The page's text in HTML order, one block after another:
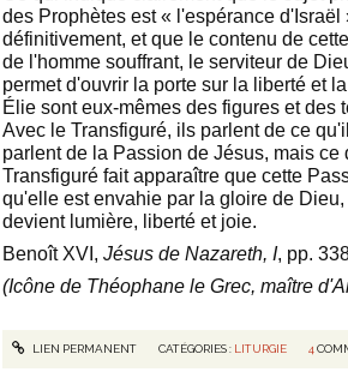
des Prophètes est « l'espérance
définitivement, et que le contenu de
de l'homme souffrant, le serviteur de
permet d'ouvrir la porte sur la liberté et
Élie sont eux-mêmes des figures et des
Avec le Transfiguré, ils parlent de ce
parlent de la Passion de Jésus, mais ce
Transfiguré fait apparaître que cette
qu'elle est envahie par la gloire de
devient lumière, liberté et joie.
Benoît XVI, Jésus de Nazareth, I, pp.
(Icône de Théophane le Grec, maître
LIEN PERMANENT CATÉGORIES : LITURGIE 4